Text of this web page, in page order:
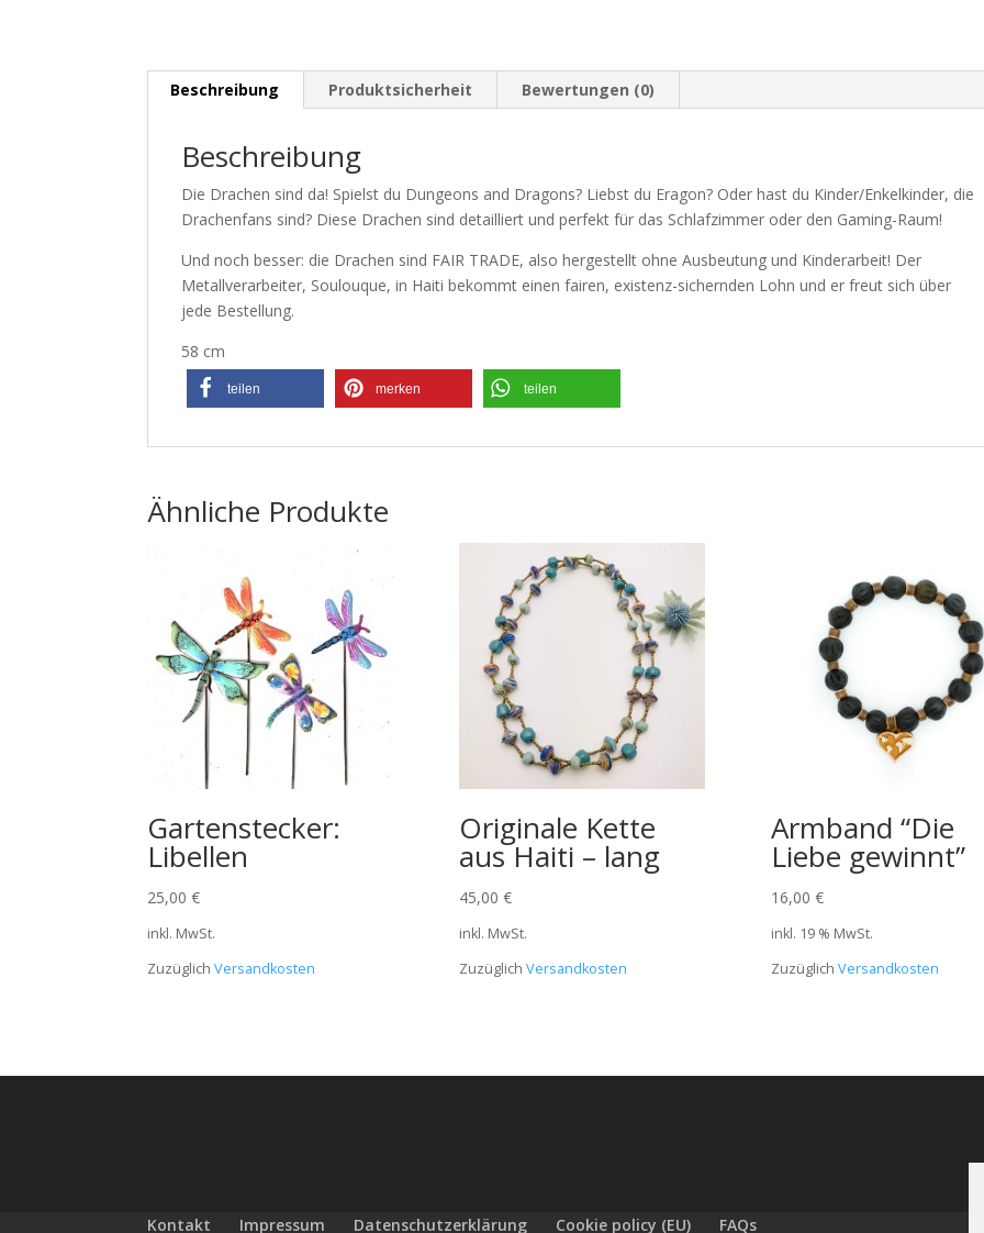
Beschreibung Produktsicherheit Bewertungen (0)
Beschreibung
Die Drachen sind da! Spielst du Dungeons and Dragons? Liebst du Eragon? Oder hast du Kinder/Enkelkinder, die
Drachenfans sind? Diese Drachen sind detailliert und perfekt für das Schlafzimmer oder den Gaming-Raum!
Und noch besser: die Drachen sind FAIR TRADE, also hergestellt ohne Ausbeutung und Kinderarbeit! Der
Metallverarbeiter, Soulouque, in Haiti bekommt einen fairen, existenz-sichernden Lohn und er freut sich über
jede Bestellung.
58 cm
teilen merken teilen
Ähnliche Produkte
Gartenstecker:
Libellen
25,00€
inkl. MwSt.
ZuzüglichVersandkosten
Originale Kette
aus Haiti – lang
45,00 €
inkl. MwSt.
Zuzüglich Versandkosten
Armband “Die
Liebe gewinnt”
16,00 €
inkl. 19 % MwSt.
Zuzüglich Versandkosten
Kontakt Impressum Datenschutzerklärung Cookie policy (EU) FAQs